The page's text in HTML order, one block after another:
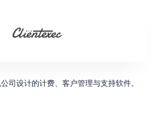
司设计的计费、客户管理与支持软件。